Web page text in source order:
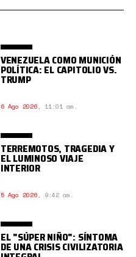
VENEZUELA COMO MUNICIÓN
POLÍTICA: EL CAPITOLIO VS.
TRUMP
6 Ago 2026, 11:01 am.
TERREMOTOS, TRAGEDIA Y
EL LUMINOSO VIAJE
INTERIOR
5 Ago 2026, 9:42 am.
EL "SÚPER NIÑO": SÍNTOMA
DE UNA CRISIS CIVILIZATORIA